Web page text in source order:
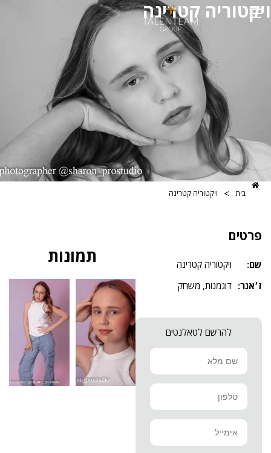
קטרינה
ויקטוריה קטרינה
ויקטוריה קטרינה
דוגמנות,משחק
להרשם לטאלנטים
תמונות